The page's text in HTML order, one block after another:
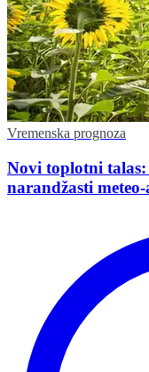
Vremenska prognoza
Novi toplotni talas:
narandžasti